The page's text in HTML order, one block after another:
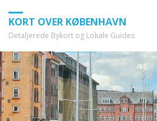
KORT OVER KØBENHAVN
Detaljerede Bykort og Lokale Guides